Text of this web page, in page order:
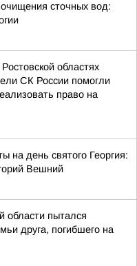
сточных вод:
областях
СК России помогли
право на
на день святого Георгия:
Вешний
области пытался
друга, погибшего на